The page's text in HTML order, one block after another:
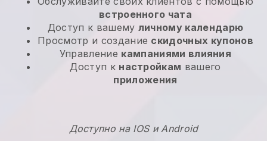
встроенного чата
Доступ к вашему личному календарю
Просмотр и создание скидочных купонов
Управление кампаниями влияния
Доступ к настройкам вашего
приложения
Доступно на IOS и Android